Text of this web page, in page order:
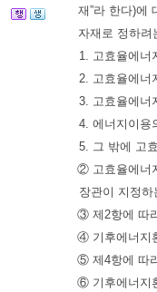
재”라 한다)에
자재로 정하
1. 고효율에너
2. 고효율에너
3. 고효율에너
4. 에너지이용
5. 그 밖에 고
② 고효율에너
장관이 지정
③ 제2항에 따
④ 기후에너지
⑤ 제4항에 따
⑥ 기후에너지